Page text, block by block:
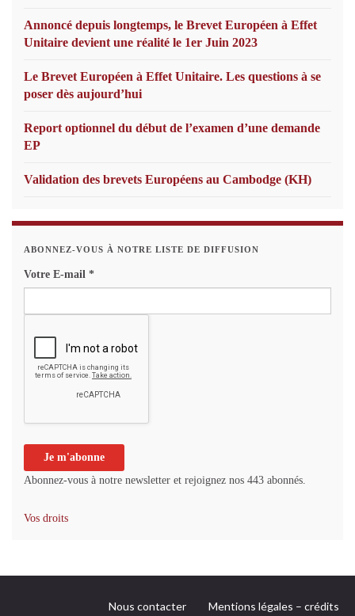
Annoncé depuis longtemps, le Brevet Européen à Effet
Unitaire devient une réalité le 1er Juin 2023
Le Brevet Européen à Effet Unitaire. Les questions à se
poser dès aujourd’hui
Report optionnel du début de l’examen d’une demande
EP
Validation des brevets Européens au Cambodge (KH)
ABONNEZ-VOUS À NOTRE LISTE DE DIFFUSION
Votre E-mail *
Abonnez-vous à notre newsletter et rejoignez nos 443 abonnés.
Vos droits
Nous contacter Mentions légales – crédits